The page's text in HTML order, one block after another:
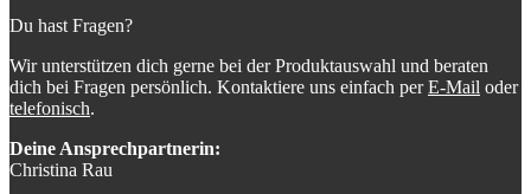
Du hast Fragen?
Wir unterstützen dich gerne bei der Produktauswahl und beraten
dich bei Fragen persönlich. Kontaktiere uns einfach perE-Mail oder
telefonisch.
Deine Ansprechpartnerin:
Christina Rau